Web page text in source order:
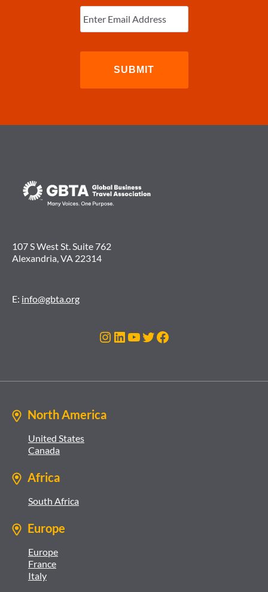
Enter
Email (Required)
107 S West St. Suite 762
Alexandria, VA 22314
E: info@gbta.org
Instagram
LinkedIn
YouTube
Twitter
Facebook
North America
United States
Canada
Africa
South Africa
Europe
Europe
France
Italy